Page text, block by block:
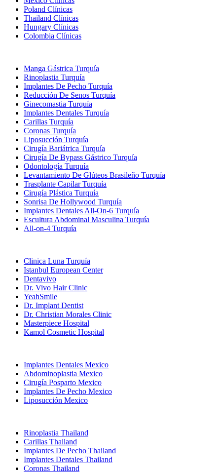
Poland Clínicas
Thailand Clínicas
Hungary Clínicas
Colombia Clínicas
Manga Gástrica Turquía
Rinoplastia Turquía
Implantes De Pecho Turquía
Reducción De Senos Turquía
Ginecomastia Turquía
Implantes Dentales Turquía
Carillas Turquía
Coronas Turquía
Liposucción Turquía
Cirugía Bariátrica Turquía
Cirugía De Bypass Gástrico Turquía
Odontología Turquía
Levantamiento De Glúteos Brasileño Turquía
Trasplante Capilar Turquía
Cirugía Plástica Turquía
Sonrisa De Hollywood Turquía
Implantes Dentales All-On-6 Turquía
Escultura Abdominal Masculina Turquía
All-on-4 Turquía
Clinica Luna Turquía
Istanbul European Center
Dentavivo
Dr. Vivo Hair Clinic
YeahSmile
Dr. Implant Dentist
Dr. Christian Morales Clinic
Masterpiece Hospital
Kamol Cosmetic Hospital
Implantes Dentales Mexico
Abdominoplastia Mexico
Cirugía Posparto Mexico
Implantes De Pecho Mexico
Liposucción Mexico
Rinoplastia Thailand
Carillas Thailand
Implantes De Pecho Thailand
Implantes Dentales Thailand
Coronas Thailand